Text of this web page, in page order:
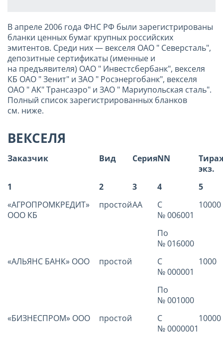
В апреле 2006 года ФНС РФ были зарегистрированы
бланки ценных бумаг крупных российских
эмитентов. Среди них — векселя ОАО " Северсталь",
депозитные сертификаты (именные и
на предъявителя) ОАО " Инвестсбербанк", векселя
КБ ОАО " Зенит" и ЗАО " Росэнергобанк", векселя
ОАО " АК" Трансаэро" и ЗАО " Мариупольская сталь".
Полный список зарегистрированных бланков
см. ниже.
ВЕКСЕЛЯ
Заказчик Вид СерияNN
экз.
1
2 3 4
5
«АГРОПРОМКРЕДИТ»
ООО КБ
простойАА
С
№ 006001
10000
По
№ 016000
«АЛЬЯНС БАНК» ООО
простой
С
№ 000001
1000
По
№ 001000
«БИЗНЕСПРОМ» ООО
простой
С
№ 0000001
10000